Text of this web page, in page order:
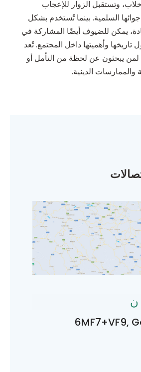
وتستقبل الزوار للإعجاب
السلمية. بينما تُستخدم بشكل
يمكن للضيوف أيضًا المشاركة في
تاريخها وأهميتها داخل المجتمع. تُعد
لمن يبحثون عن لحظة من التأمل أو
والممارسات الدينية.
6MF7+VF9,